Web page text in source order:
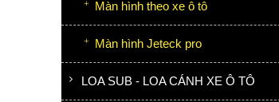
Màn hình theo xe ô tô
Màn hình Jeteck pro
LOA SUB - LOA CÁNH XE Ô TÔ